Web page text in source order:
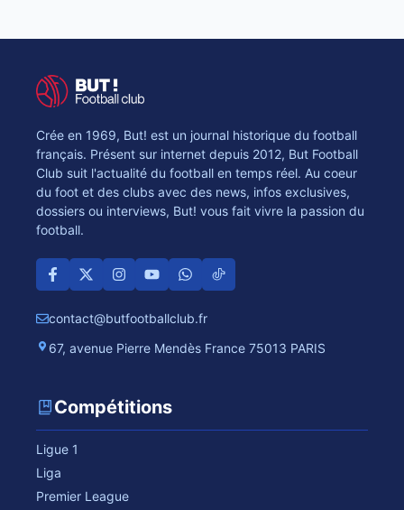
Crée en 1969, But! est un journal historique du football
français. Présent sur internet depuis 2012, But Football
Club suit l'actualité du football en temps réel. Au coeur
du foot et des clubs avec des news, infos exclusives,
dossiers ou interviews, But! vous fait vivre la passion du
football.
contact@butfootballclub.fr
67, avenue Pierre Mendès France 75013 PARIS
Compétitions
Ligue 1
Liga
Premier League